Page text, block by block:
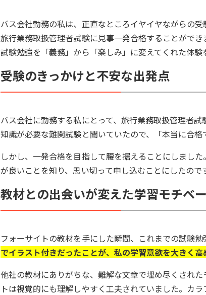
バス会社勤務の私は、正直なところイヤイヤながらの
旅行業務取扱管理者試験に見事一発合格することがで
試験勉強を「義務」から「楽しみ」に変えてくれた体験
受験のきっかけと不安な出発点
バス会社に勤務する私にとって、旅行業務取扱管理者
知識が必要な難関試験と聞いていたので、「本当に合
しかし、一発合格を目指して腰を据えることにしまし
が良いことを知り、思い切って申し込むことにしたので
教材との出会いが変えた学習モチベ
フォーサイトの教材を手にした瞬間、これまでの試験勉
でイラスト付きだったことが、私の学習意欲を大きく高
他社の教材にありがちな、難解な文章で埋め尽くされ
トは視覚的にも理解しやすく工夫されていました。カ